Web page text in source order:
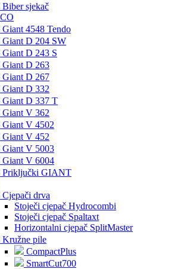
Biber sjekač
Giant 4548 Tendo
Giant D 204 SW
Giant D 243 S
Giant D 263
Giant D 267
Giant D 332
Giant D 337 T
Giant V 362
Giant V 4502
Giant V 452
Giant V 5003
Giant V 6004
Priključki GIANT
Cjepači drva
Stoječi cjepač Hydrocombi
Stoječi cjepač Spaltaxt
Horizontalni cjepač SplitMaster
Kružne pile
CompactPlus
SmartCut700